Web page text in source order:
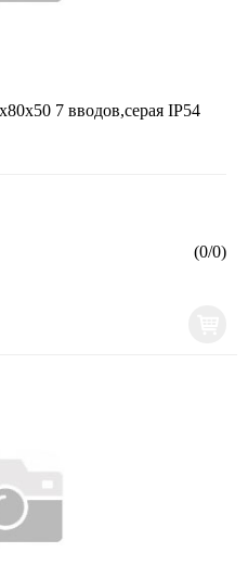
7 вводов,серая IP54
(0/0)